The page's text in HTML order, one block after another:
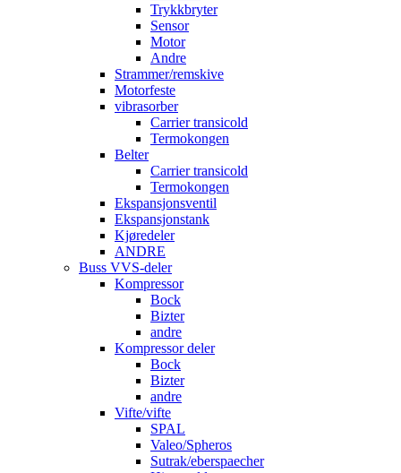
Trykkbryter
Sensor
Motor
Andre
Strammer/remskive
Motorfeste
vibrasorber
Carrier transicold
Termokongen
Belter
Carrier transicold
Termokongen
Ekspansjonsventil
Ekspansjonstank
Kjøredeler
ANDRE
Buss VVS-deler
Kompressor
Bock
Bizter
andre
Kompressor deler
Bock
Bizter
andre
Vifte/vifte
SPAL
Valeo/Spheros
Sutrak/eberspaecher